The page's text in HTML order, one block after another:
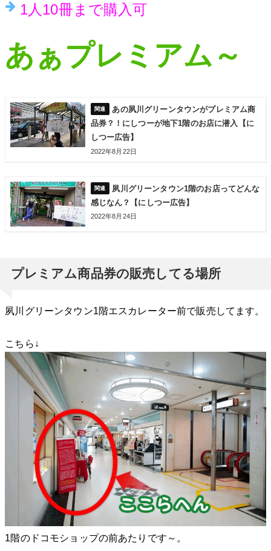
1人10冊まで購入可
あぁプレミアム～
あの夙川グリーンタウンがプレミアム商
品券？！にしつーが地下1階のお店に潜入【に
しつー広告】
2022年8月22日
夙川グリーンタウン1階のお店ってどんな
感じなん？【にしつー広告】
2022年8月24日
プレミアム商品券の販売してる場所
夙川グリーンタウン1階エスカレーター前で販売してます。
こちら↓
1階のドコモショップの前あたりです～。